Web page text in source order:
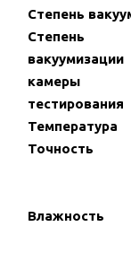
Степень
Степень
вакуумизации
камеры
тестирования
Температура
Точность
Влажность